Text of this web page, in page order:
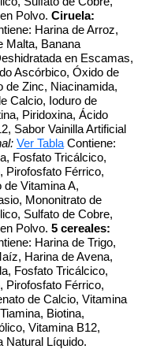
Polvo. Ciruela:
Harina de Arroz,
Malta, Banana
en Escamas,
Ascórbico, Óxido de
de Zinc, Niacinamida,
Calcio, Ioduro de
Piridoxina, Ácido
Sabor Vainilla Artificial
Ver Tabla Contiene:
Fosfato Tricálcico,
Pirofosfato Férrico,
de Vitamina A,
Mononitrato de
Sulfato de Cobre,
Polvo. 5 cereales:
Harina de Trigo,
Harina de Avena,
Fosfato Tricálcico,
Pirofosfato Férrico,
de Calcio, Vitamina
Biotina,
Vitamina B12,
Natural Líquido.